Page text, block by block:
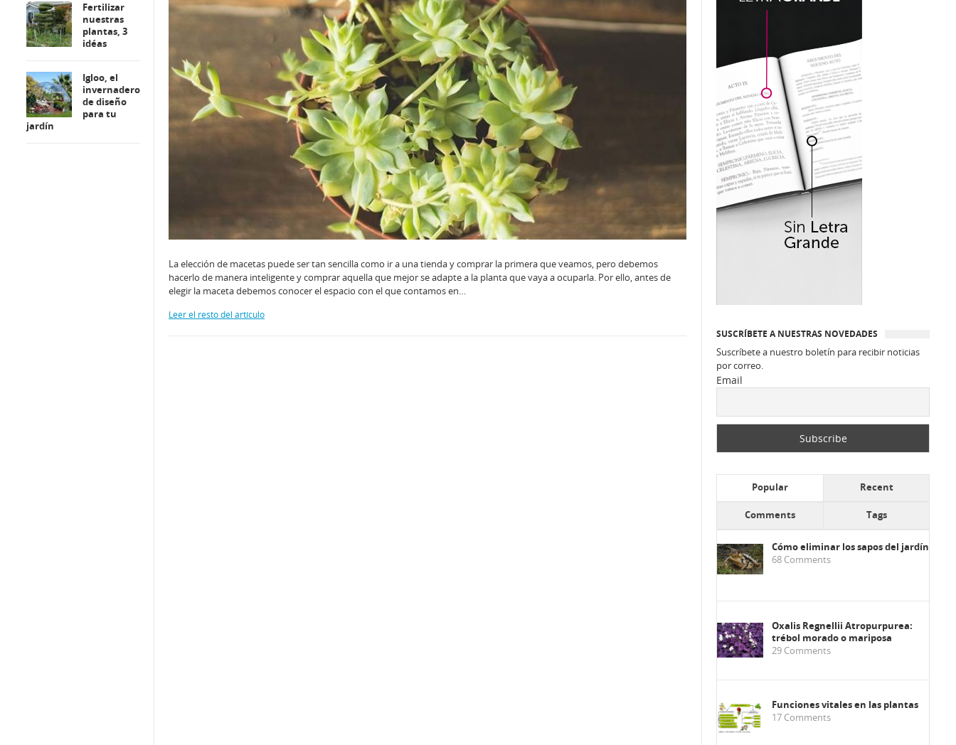
La elección de macetas puede ser tan sencilla como ir a una tienda y comprar la primera que veamos, pero debemos
hacerlo de manera inteligente y comprar aquella que mejor se adapte a la planta que vaya a ocuparla. Por ello, antes de
elegir la maceta debemos conocer el espacio con el que contamos en…
Leer el resto del artículo
Fertilizar
nuestras
plantas, 3
idéas
Igloo, el
invernadero
de diseño
para tu
jardín
SUSCRÍBETE A NUESTRAS NOVEDADES
Suscríbete a nuestro boletín para recibir noticias
por correo.
Email
Popular Recent
Comments Tags
Cómo eliminar los sapos del jardín
68 Comments
Oxalis Regnellii Atropurpurea:
trébol morado o mariposa
29 Comments
Funciones vitales en las plantas
17 Comments